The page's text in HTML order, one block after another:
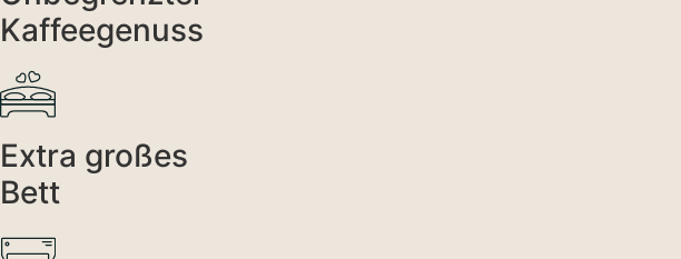
Kaffeegenuss
Extra großes
Bett